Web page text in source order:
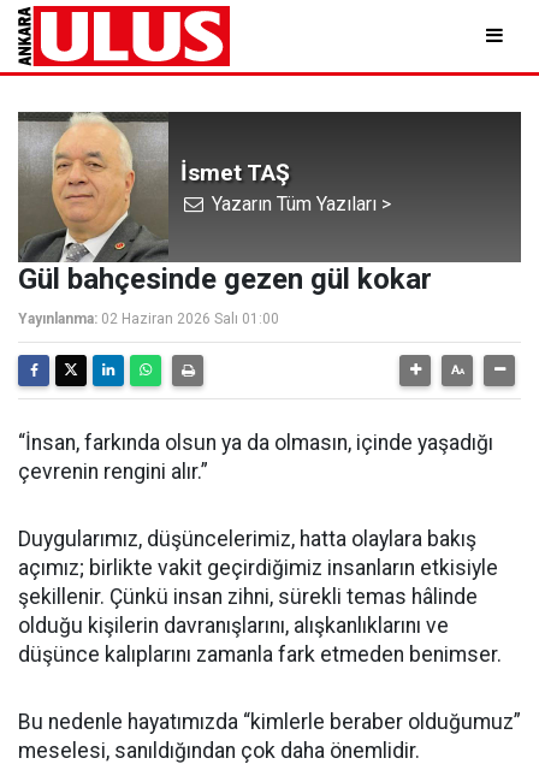
İsmet TAŞ
Yazarın Tüm Yazıları >
Gül bahçesinde gezen gül kokar
Yayınlanma: 02 Haziran 2026 Salı 01:00
“İnsan, farkında olsun ya da olmasın, içinde yaşadığı
çevrenin rengini alır.”
Duygularımız, düşüncelerimiz, hatta olaylara bakış
açımız; birlikte vakit geçirdiğimiz insanların etkisiyle
şekillenir. Çünkü insan zihni, sürekli temas hâlinde
olduğu kişilerin davranışlarını, alışkanlıklarını ve
düşünce kalıplarını zamanla fark etmeden benimser.
Bu nedenle hayatımızda “kimlerle beraber olduğumuz”
meselesi, sanıldığından çok daha önemlidir.